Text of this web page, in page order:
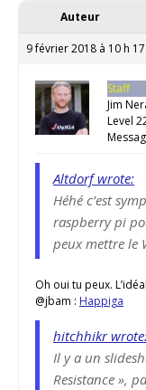
Auteur
9 février 2018 à 10 h
Staff
Jim
Level
Altdorf wrote:
Héhé c’est
raspberry pi
peux mettre le
Oh oui tu peux.
@jbam : Happiga
hitchhikr
Il y a un
Resistance »,